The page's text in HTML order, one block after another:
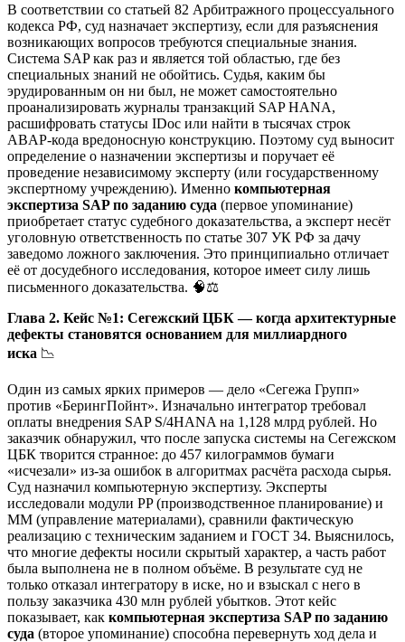
В соответствии со статьей 82 Арбитражного процессуального
кодекса РФ, суд назначает экспертизу, если для разъяснения
возникающих вопросов требуются специальные знания.
Система SAP как раз и является той областью, где без
специальных знаний не обойтись. Судья, каким бы
эрудированным он ни был, не может самостоятельно
проанализировать журналы транзакций SAP HANA,
расшифровать статусы IDoc или найти в тысячах строк
ABAP-кода вредоносную конструкцию. Поэтому суд выносит
определение о назначении экспертизы и поручает её
проведение независимому эксперту (или государственному
экспертному учреждению). Именно компьютерная
экспертиза SAP по заданию суда (первое упоминание)
приобретает статус судебного доказательства, а эксперт несёт
уголовную ответственность по статье 307 УК РФ за дачу
заведомо ложного заключения. Это принципиально отличает
её от досудебного исследования, которое имеет силу лишь
письменного доказательства. 🧠⚖️
Глава 2. Кейс №1: Сегежский ЦБК — когда архитектурные
дефекты становятся основанием для миллиардного
иска 📉
Один из самых ярких примеров — дело «Сегежа Групп»
против «БерингПойнт». Изначально интегратор требовал
оплаты внедрения SAP S/4HANA на 1,128 млрд рублей. Но
заказчик обнаружил, что после запуска системы на Сегежском
ЦБК творится странное: до 457 килограммов бумаги
«исчезали» из-за ошибок в алгоритмах расчёта расхода сырья.
Суд назначил компьютерную экспертизу. Эксперты
исследовали модули PP (производственное планирование) и
MM (управление материалами), сравнили фактическую
реализацию с техническим заданием и ГОСТ 34. Выяснилось,
что многие дефекты носили скрытый характер, а часть работ
была выполнена не в полном объёме. В результате суд не
только отказал интегратору в иске, но и взыскал с него в
пользу заказчика 430 млн рублей убытков. Этот кейс
показывает, как компьютерная экспертиза SAP по заданию
суда (второе упоминание) способна перевернуть ход дела и